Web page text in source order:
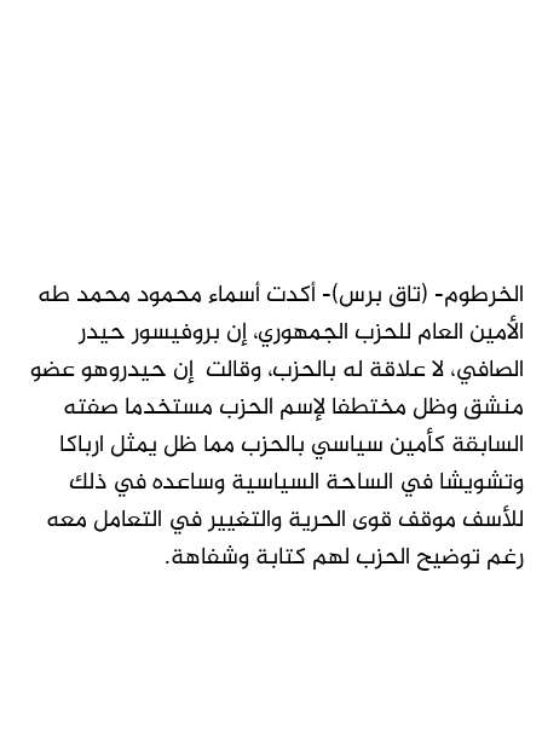
الخرطوم- (تاق برس)- أكدت أسماء محمود محمد طه
الأمين العام للحزب الجمهوري، إن بروفيسور حيدر
الصافي، لا علاقة له بالحزب، وقالت إن حيدروهو عضو
منشق وظل مختطفا لإسم الحزب مستخدما صفته
السابقة كأمين سياسي بالحزب مما ظل يمثل ارباكا
وتشويشا في الساحة السياسية وساعده في ذلك
للأسف موقف قوى الحرية والتغيير في التعامل معه
رغم توضيح الحزب لهم كتابة وشفاهة.